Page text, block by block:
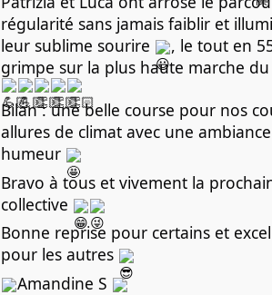
régularité sans jamais faiblir et
leur sublime sourire
, le tout en
grimpe sur la plus haute marche
Bilan : une belle course pour nos
allures de climat avec une
humeur
Bravo à tous et vivement la
collective
Bonne reprise pour certains et
pour les autres
Amandine S